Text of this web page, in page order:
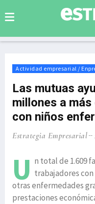
Actividad empresarial /
Las mutuas
millones a
con niños
Estrategia Empresarial
U n total de 1.609
trabajadores
otras enfermedades
prestaciones